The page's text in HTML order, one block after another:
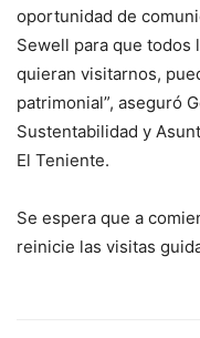
oportunidad de
Sewell para que todos
quieran visitarnos,
patrimonial”, aseguró
Sustentabilidad y
El Teniente.
Se espera que a
reinicie las visitas